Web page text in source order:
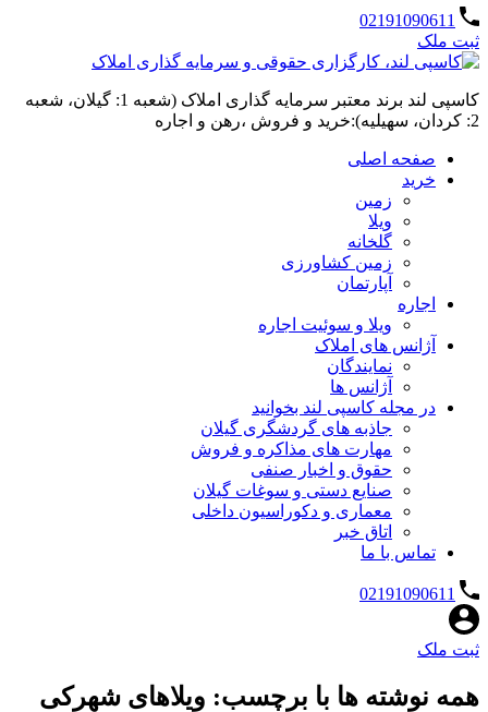
02191090611
ثبت ملک
کاسپی لند برند معتبر سرمایه گذاری املاک (شعبه 1: گیلان، شعبه
2: کردان، سهیلیه):خرید و فروش ،رهن و اجاره
صفحه اصلی
خرید
زمین
ویلا
گلخانه
زمین کشاورزی
آپارتمان
اجاره
ویلا و سوئیت اجاره
آژانس های املاک
نمایندگان
آژانس ها
در مجله کاسپی لند بخوانید
جاذبه های گردشگری گیلان
مهارت های مذاکره و فروش
حقوق و اخبار صنفی
صنایع دستی و سوغات گیلان
معماری و دکوراسیون داخلی
اتاق خبر
تماس با ما
02191090611
ثبت ملک
همه نوشته ها با برچسب: ویلاهای شهرکی